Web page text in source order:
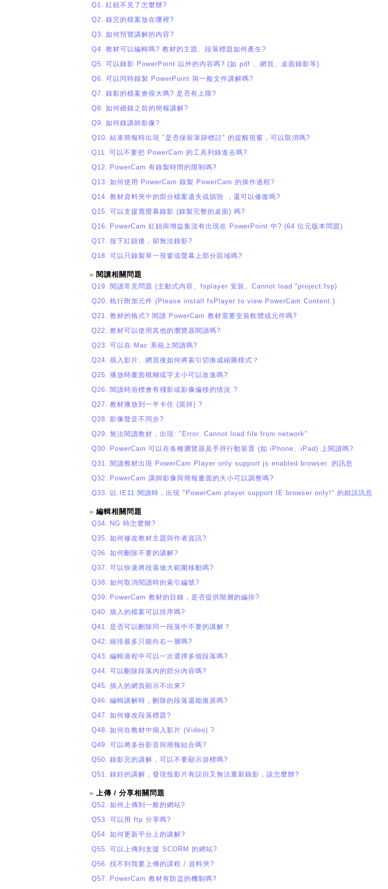
Q1. 紅鈕不見了怎麼辦?
Q2. 錄完的檔案放在哪裡?
Q3. 如何預覽講解的內容?
Q4. 教材可以編輯嗎? 教材的主題、段落標題如何產生?
Q5. 可以錄影 PowerPoint 以外的內容嗎? (如 pdf 、網頁、桌面錄影等)
Q6. 可以同時錄製 PowerPoint 與一般文件講解嗎?
Q7. 錄影的檔案會很大嗎? 是否有上限?
Q8. 如何續錄之前的簡報講解?
Q9. 如何錄講師影像?
Q10. 結束簡報時出現 "是否保留筆跡標註" 的提醒視窗，可以取消嗎?
Q11. 可以不要把 PowerCam 的工具列錄進去嗎?
Q12. PowerCam 有錄製時間的限制嗎?
Q13. 如何使用 PowerCam 錄製 PowerCam 的操作過程?
Q14. 教材資料夾中的部分檔案遺失或損毀 ，還可以修復嗎?
Q15. 可以支援寬螢幕錄影 (錄製完整的桌面) 嗎?
Q16. PowerCam 紅鈕與增益集沒有出現在 PowerPoint 中? (64 位元版本問題)
Q17. 按下紅鈕後，卻無法錄影?
Q18. 可以只錄製單一視窗或螢幕上部分區域嗎?
閱讀相關問題
Q19. 閱讀常見問題 (主動式內容、fsplayer 安裝、Cannot load "project.fsp)
Q20. 執行附加元件 (Please install fsPlayer to view PowerCam Content.)
Q21. 教材的格式? 閱讀 PowerCam 教材需要安裝軟體或元件嗎?
Q22. 教材可以使用其他的瀏覽器閱讀嗎?
Q23. 可以在 Mac 系統上閱讀嗎?
Q24. 插入影片、網頁後如何將索引切換成縮圖模式？
Q25. 播放時畫面模糊或字太小可以改進嗎?
Q26. 閱讀時游標會有殘影或影像偏移的情況 ?
Q27. 教材播放到一半卡住 (當掉) ?
Q28. 影像聲音不同步?
Q29. 無法閱讀教材，出現: "Error: Cannot load file from network"
Q30. PowerCam 可以在各種瀏覽器及手持行動裝置 (如 iPhone、iPad) 上閱讀嗎?
Q31. 閱讀教材出現 PowerCam Player only support js enabled browser. 的訊息
Q32. PowerCam 講師影像與簡報畫面的大小可以調整嗎?
Q33. 以 IE11 閱讀時，出現 "PowerCam player support IE browser only!" 的錯誤訊息
編輯相關問題
Q34. NG 時怎麼辦?
Q35. 如何修改教材主題與作者資訊?
Q36. 如何刪除不要的講解?
Q37. 可以快速將段落做大範圍移動嗎?
Q38. 如何取消閱讀時的索引編號?
Q39. PowerCam 教材的目錄，是否提供階層的編排?
Q40. 插入的檔案可以排序嗎?
Q41. 是否可以刪除同一段落中不要的講解？
Q42. 縮排最多只能向右一層嗎?
Q43. 編輯過程中可以一次選擇多個段落嗎?
Q44. 可以刪除段落內的部分內容嗎?
Q45. 插入的網頁顯示不出來?
Q46. 編輯講解時，刪除的段落還能復原嗎?
Q47. 如何修改段落標題?
Q48. 如何在教材中插入影片 (Video) ?
Q49. 可以將多份影音與簡報結合嗎?
Q50. 錄影完的講解，可以不要顯示游標嗎?
Q51. 錄好的講解，發現投影片有誤但又無法重新錄影，該怎麼辦?
上傳 / 分享相關問題
Q52. 如何上傳到一般的網站?
Q53. 可以用 ftp 分享嗎?
Q54. 如何更新平台上的講解?
Q55. 可以上傳到支援 SCORM 的網站?
Q56. 找不到我要上傳的課程 / 資料夾?
Q57. PowerCam 教材有防盜的機制嗎?